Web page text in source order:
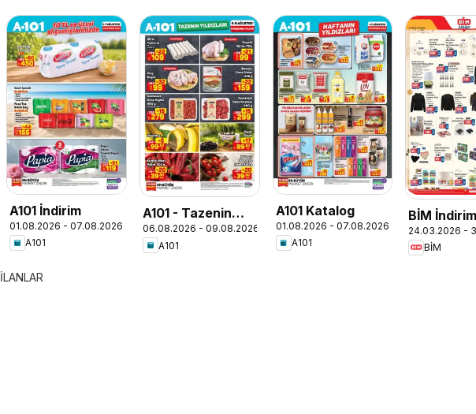
A101 İndirim
01.08.2026 - 07.08.2026
A101
A101 - Tazenin
Yıldızları
06.08.2026 - 09.08.2026
A101
A101 Katalog
01.08.2026 - 07.08.2026
A101
BİM İndirim
24.03.2026 -
BİM
İLANLAR